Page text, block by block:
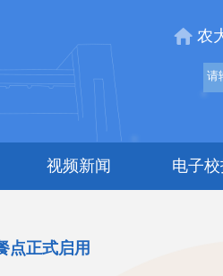
农
视频新闻 电子校
点正式启用